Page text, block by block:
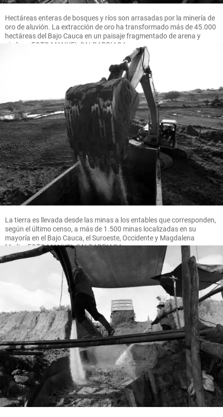
Hectáreas enteras de bosques y ríos son arrasadas por la minería de
oro de aluvión. La extracción de oro ha transformado más de 45.000
hectáreas del Bajo Cauca en un paisaje fragmentado de arena y
piedras. FOTO MANUEL SALDARRIAGA
La tierra es llevada desde las minas a los entables que corresponden,
según el último censo, a más de 1.500 minas localizadas en su
mayoría en el Bajo Cauca, el Suroeste, Occidente y Magdalena
Medio. FOTO MANUEL SALDARRIAGA